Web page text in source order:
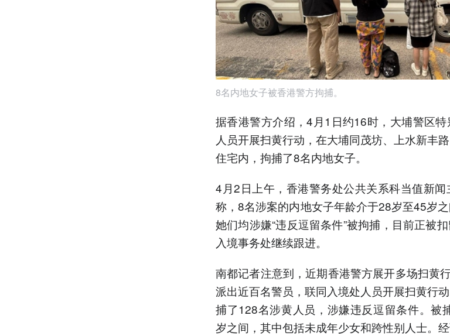
8名内地女子被香港警方拘捕。
据香港警方介绍，4月1日约16时，大埔警区
人员开展扫黄行动，在大埔同茂坊、上水新丰
住宅内，拘捕了8名内地女子。
4月2日上午，香港警务处公共关系科当值新
称，8名涉案的内地女子年龄介于28岁至45岁
她们均涉嫌“违反逗留条件”被拘捕，目前正被
入境事务处继续跟进。
南都记者注意到，近期香港警方展开多场扫黄
派出近百名警员，联同入境处人员开展扫黄行
捕了128名涉黄人员，涉嫌违反逗留条件。被
岁之间，其中包括未成年少女和跨性别人士。